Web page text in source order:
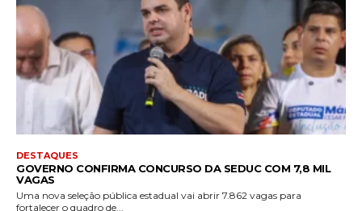
DESTAQUES
GOVERNO CONFIRMA CONCURSO DA SEDUC COM 7,8 MIL
VAGAS
Uma nova seleção pública estadual vai abrir 7.862 vagas para
fortalecer o quadro de...